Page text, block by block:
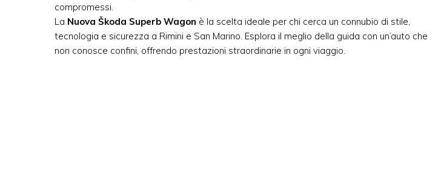
compromessi.
La Nuova Škoda Superb Wagon è la scelta ideale per chi cerca un connubio di stile,
tecnologia e sicurezza a Rimini e San Marino. Esplora il meglio della guida con un’auto che
non conosce confini, offrendo prestazioni straordinarie in ogni viaggio.